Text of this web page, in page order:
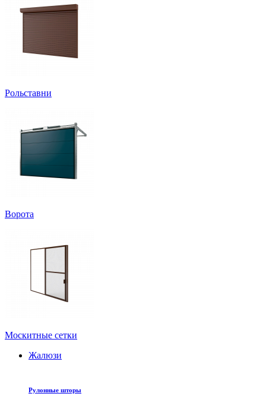
Рольставни
Ворота
Москитные сетки
Жалюзи
Рулонные шторы